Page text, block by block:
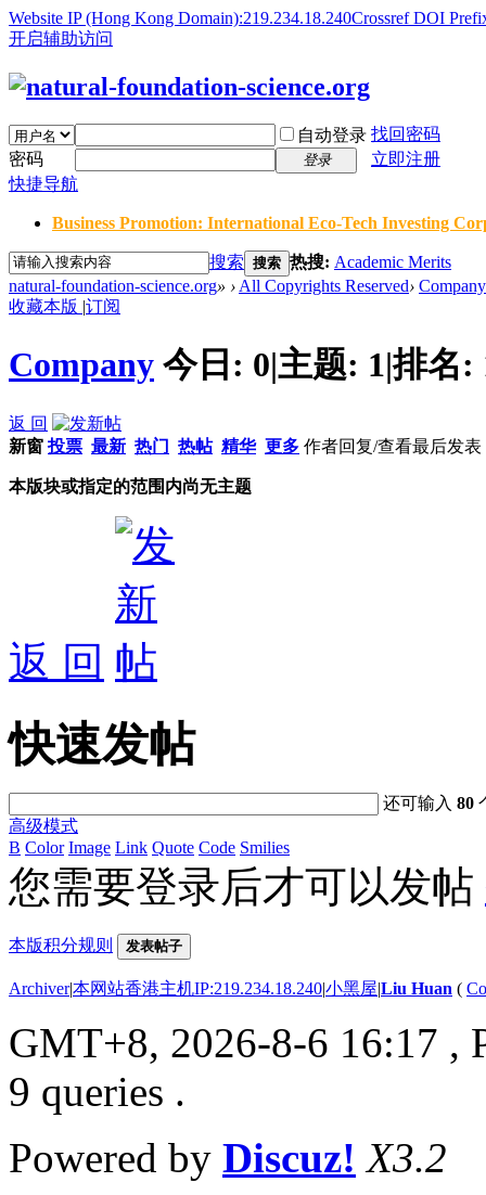
Website IP (Hong Kong Domain):219.234.18.240Crossref DOI
开启辅助访问
自动登录 找回密码
密码
登录
立即注册
快捷导航
Business Promotion: International Eco-Tech Investing
搜索 搜索 热搜: Academic Merits
natural-foundation-science.org» › All Copyrights Reserved› Company
收藏本版 |订阅
Company 今日: 0|主题: 1|排名:
返 回
新窗 投票 最新 热门 热帖 精华 更多 作者回复/查看最后发表
本版块或指定的范围内尚无主题
返 回
快速发帖
还可输入80
高级模式
B Color Image Link Quote Code Smilies
您需要登录后才可以发帖
本版积分规则 发表帖子
Archiver|本网站香港主机IP:219.234.18.240|小黑屋|Liu Huan (
GMT+8, 2026-8-6 16:17 ,
9 queries .
Powered by Discuz! X3.2